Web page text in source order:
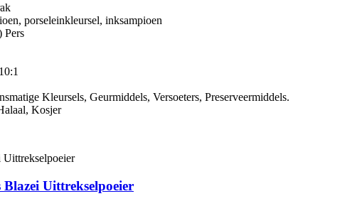
porseleinkleursel, inksampioen
Pers
Kleursels, Geurmiddels, Versoeters, Preserveermiddels.
Kosjer
Blazei Uittrekselpoeier